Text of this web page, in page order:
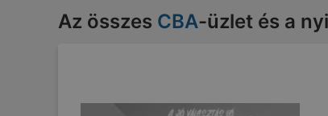
Az összes CBA-üzlet és a